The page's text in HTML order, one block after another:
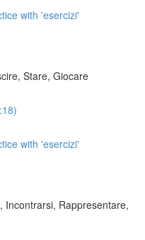
with 'esercizi'
Stare, Giocare
with 'esercizi'
Incontrarsi, Rappresentare,